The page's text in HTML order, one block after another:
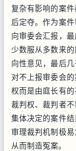
复杂有影响的案
后定夺。作为案
向审委会汇报，
少数服从多数来
向性意见，最后
对不上报审委会
权而是由庭长有
裁判权、裁判者
集体决定的案件
审理裁判机制极
从而制造冤案。